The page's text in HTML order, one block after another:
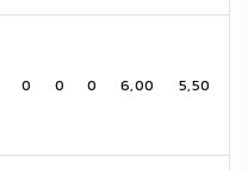
0 0 0 6,00 5,50